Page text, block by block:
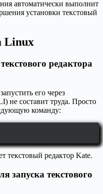
автоматически выполнит
установки текстовый
Linux
редактора
его через
не составит труда. Просто
команду:
текстовый редактор Kate.
запуска текстового